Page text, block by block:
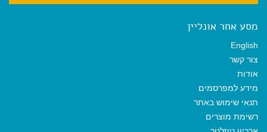
מסע אחר אונליין
English
צור קשר
אודות
מידע למפרסמים
תנאי שימוש באתר
רשימת מוצרים